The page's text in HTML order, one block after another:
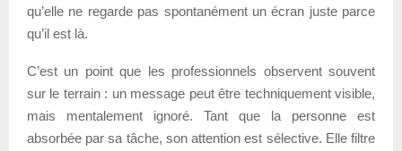
qu’elle ne regarde pas spontanément un écran juste parce
qu’il est là.
C’est un point que les professionnels observent souvent
sur le terrain : un message peut être techniquement visible,
mais mentalement ignoré. Tant que la personne est
absorbée par sa tâche, son attention est sélective. Elle filtre